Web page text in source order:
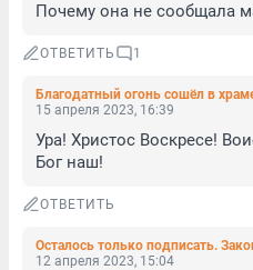
Почему она не сообщала
ОТВЕТИТЬ 1
Благодатный огонь сошёл в
15 апреля 2023, 16:39
Ура! Христос Воскресе!
Бог наш!
ОТВЕТИТЬ
12 апреля 2023, 15:04